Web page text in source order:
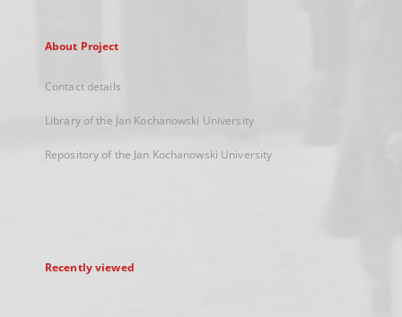
About Project
Contact details
Library of the Jan Kochanowski University
Repository of the Jan Kochanowski University
Recently viewed